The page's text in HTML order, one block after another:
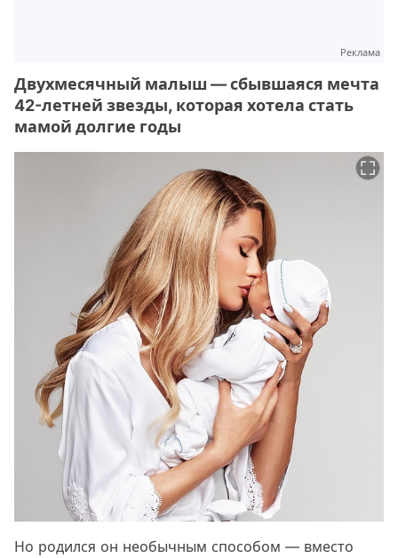
Реклама
Двухмесячный малыш — сбывшаяся мечта
42-летней звезды, которая хотела стать
мамой долгие годы
Но родился он необычным способом — вместо